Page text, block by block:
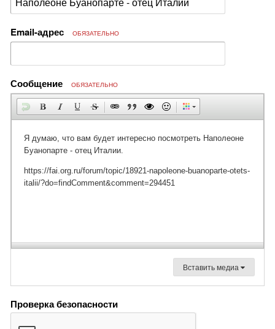
Email-адрес ОБЯЗАТЕЛЬНО
Сообщение ОБЯЗАТЕЛЬНО
Вставить медиа
Проверка безопасности